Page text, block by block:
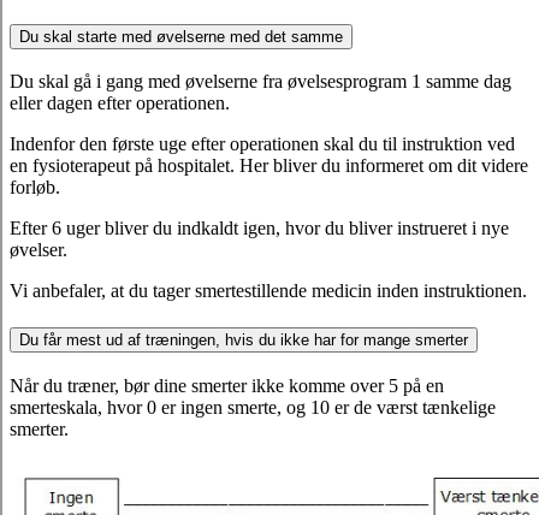
Du skal starte med øvelserne med det samme
Du skal gå i gang med øvelserne fra øvelsesprogram 1 samme dag
eller dagen efter operationen.
Indenfor den første uge efter operationen skal du til instruktion ved
en fysioterapeut på hospitalet. Her bliver du informeret om dit videre
forløb.
Efter 6 uger bliver du indkaldt igen, hvor du bliver instrueret i nye
øvelser.
Vi anbefaler, at du tager smertestillende medicin inden instruktionen.
Du får mest ud af træningen, hvis du ikke har for mange smerter
Når du træner, bør dine smerter ikke komme over 5 på en
smerteskala, hvor 0 er ingen smerte, og 10 er de værst tænkelige
smerter.